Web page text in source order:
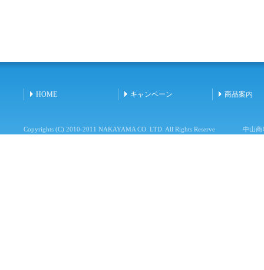
HOME キャンペーン 商品案内
Copyrights (C) 2010-2011 NAKAYAMA CO. LTD. All Rights Reserve 中山商